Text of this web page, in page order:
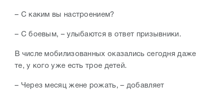
– С каким вы настроением?
– С боевым, – улыбаются в ответ призывники.
В числе мобилизованных оказались сегодня даже
те, у кого уже есть трое детей.
– Через месяц жене рожать, – добавляет